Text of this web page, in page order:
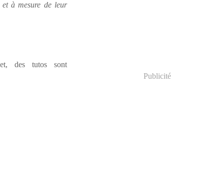
à mesure de leur
des tutos sont
Publicité